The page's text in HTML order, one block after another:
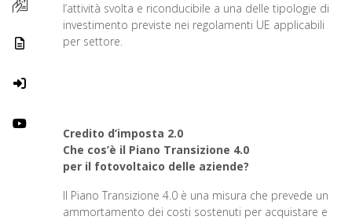
l’attività svolta e riconducibile a una delle tipologie di
investimento previste nei regolamenti UE applicabili
per settore.
Credito d’imposta 2.0
Che cos’è il Piano Transizione 4.0
per il fotovoltaico delle aziende?
Il Piano Transizione 4.0 è una misura che prevede un
ammortamento dei costi sostenuti per acquistare e